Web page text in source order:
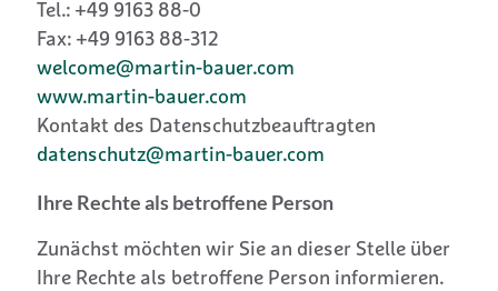
Tel.: +49 9163 88-0
Fax: +49 9163 88-312
welcome@martin-bauer.com
www.martin-bauer.com
Kontakt des Datenschutzbeauftragten
datenschutz@martin-bauer.com
Ihre Rechte als betroffene Person
Zunächst möchten wir Sie an dieser Stelle über
Ihre Rechte als betroffene Person informieren.